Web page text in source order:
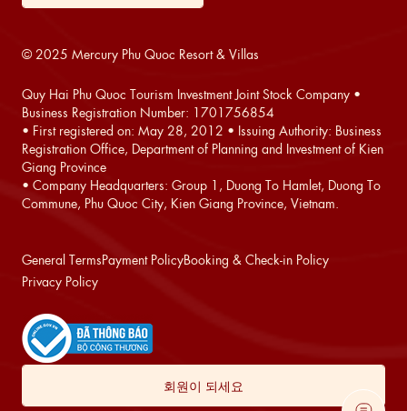
© 2025 Mercury Phu Quoc Resort & Villas
Quy Hai Phu Quoc Tourism Investment Joint Stock Company •
Business Registration Number: 1701756854
• First registered on: May 28, 2012 • Issuing Authority: Business
Registration Office, Department of Planning and Investment of Kien
Giang Province
• Company Headquarters: Group 1, Duong To Hamlet, Duong To
Commune, Phu Quoc City, Kien Giang Province, Vietnam.
General TermsPayment PolicyBooking & Check-in Policy
Privacy Policy
회원이 되세요